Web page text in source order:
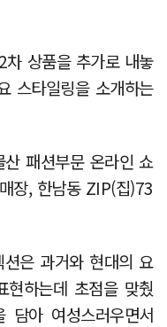
상품을 추가로 내놓
스타일링을 소개하는
패션부문 온라인 쇼
장, 한남동 ZIP(집)73
은 과거와 현대의 요
현하는데 초점을 맞췄
담아 여성스러우면서